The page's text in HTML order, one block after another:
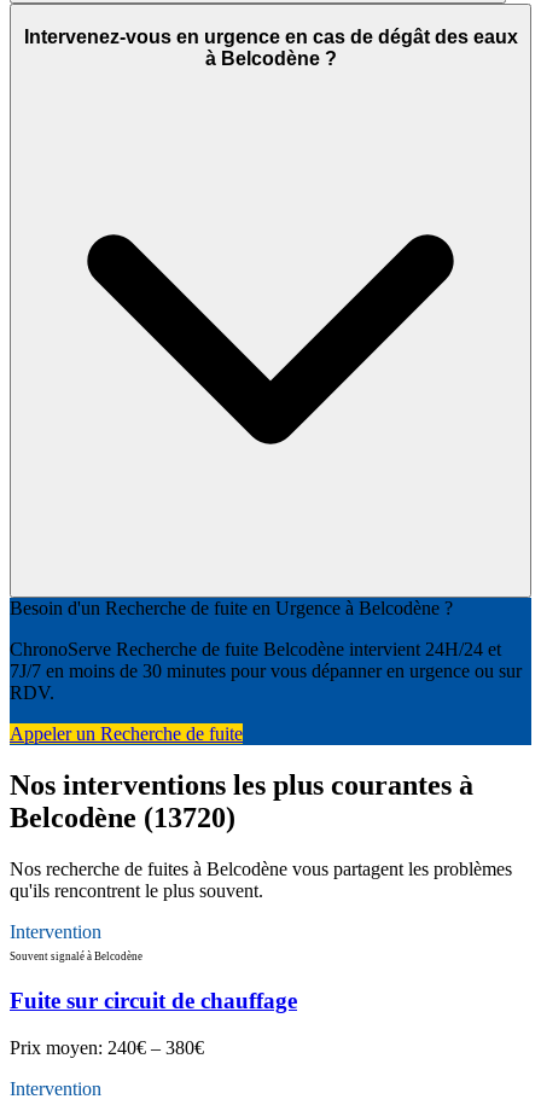
Intervenez-vous en urgence en cas de dégât des eaux
à Belcodène ?
Besoin d'un Recherche de fuite en Urgence à Belcodène ?
ChronoServe Recherche de fuite Belcodène intervient 24H/24 et
7J/7 en moins de 30 minutes pour vous dépanner en urgence ou sur
RDV.
Appeler un Recherche de fuite
Nos interventions les plus courantes à
Belcodène (13720)
Nos recherche de fuites à Belcodène vous partagent les problèmes
qu'ils rencontrent le plus souvent.
Intervention
Souvent signalé à Belcodène
Fuite sur circuit de chauffage
Prix moyen: 240€ – 380€
Intervention